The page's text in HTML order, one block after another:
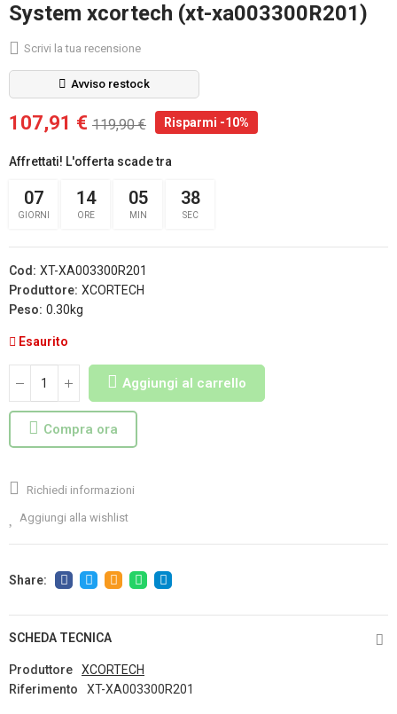
System xcortech (xt-xa003300R201)
Scrivi la tua recensione
Avviso restock
107,91 € 119,90 € Risparmi -10%
Affrettati! L'offerta scade tra
07
GIORNI
14
ORE
05
MIN
38
SEC
Cod: XT-XA003300R201
Produttore: XCORTECH
Peso: 0.30kg
Esaurito
Aggiungi al carrello
Compra ora
Richiedi informazioni
Aggiungi alla wishlist
SCHEDA TECNICA
Produttore
XCORTECH
Riferimento
XT-XA003300R201